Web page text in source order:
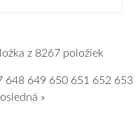
z 8267 položiek
648 649 650 651 652 653
»